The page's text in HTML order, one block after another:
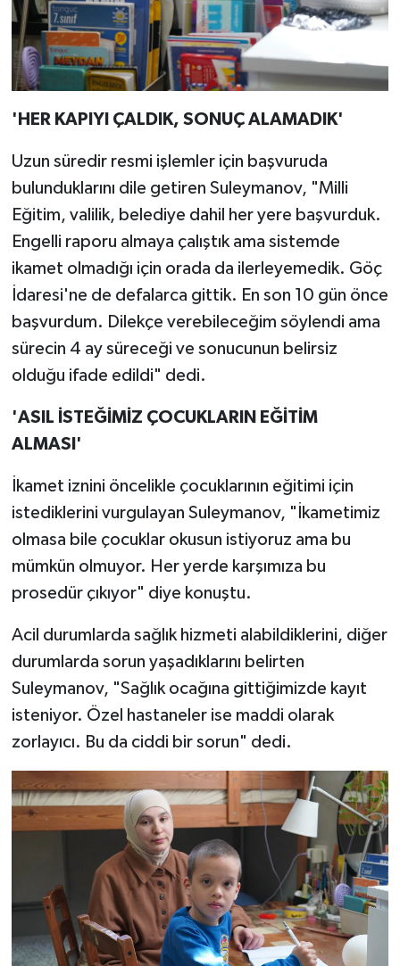
'HER KAPIYI ÇALDIK, SONUÇ ALAMADIK'
Uzun süredir resmi işlemler için başvuruda
bulunduklarını dile getiren Suleymanov, "Milli
Eğitim, valilik, belediye dahil her yere başvurduk.
Engelli raporu almaya çalıştık ama sistemde
ikamet olmadığı için orada da ilerleyemedik. Göç
İdaresi'ne de defalarca gittik. En son 10 gün önce
başvurdum. Dilekçe verebileceğim söylendi ama
sürecin 4 ay süreceği ve sonucunun belirsiz
olduğu ifade edildi" dedi.
'ASIL İSTEĞİMİZ ÇOCUKLARIN EĞİTİM
ALMASI'
İkamet iznini öncelikle çocuklarının eğitimi için
istediklerini vurgulayan Suleymanov, "İkametimiz
olmasa bile çocuklar okusun istiyoruz ama bu
mümkün olmuyor. Her yerde karşımıza bu
prosedür çıkıyor" diye konuştu.
Acil durumlarda sağlık hizmeti alabildiklerini, diğer
durumlarda sorun yaşadıklarını belirten
Suleymanov, "Sağlık ocağına gittiğimizde kayıt
isteniyor. Özel hastaneler ise maddi olarak
zorlayıcı. Bu da ciddi bir sorun" dedi.